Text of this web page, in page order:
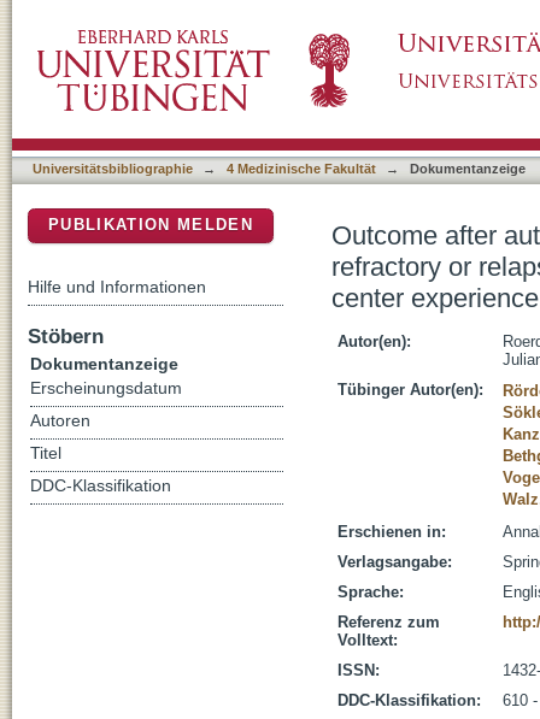
lymphoma-a long-term follow-up single
Universitätsbibliographie → 4 Medizinische Fakultät → Dokumentanzeige
Outcome after
refractory or
center experience
Autor(en):
Tübinger Autor(en):
Erschienen in:
Verlagsangabe:
Sprache:
Referenz zum
Volltext:
ISSN:
DDC-Klassifikation:
610
PUBLIKATION MELDEN
Hilfe und Informationen
Stöbern
Dokumentanzeige
Erscheinungsdatum
Autoren
Titel
DDC-Klassifikation